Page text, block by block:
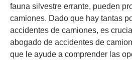
fauna silvestre errante, pueden
camiones. Dado que hay tantas
accidentes de camiones, es
abogado de accidentes de
que le ayude a comprender las